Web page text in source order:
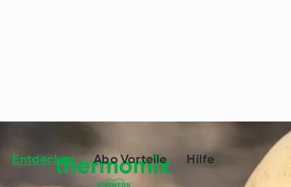
Entdecken Abo Vorteile Hilfe